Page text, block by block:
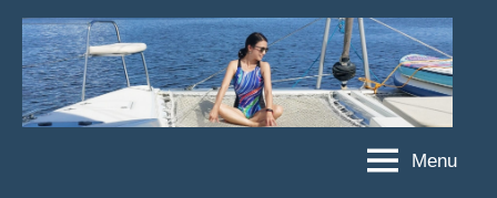
Skip
content
Menu